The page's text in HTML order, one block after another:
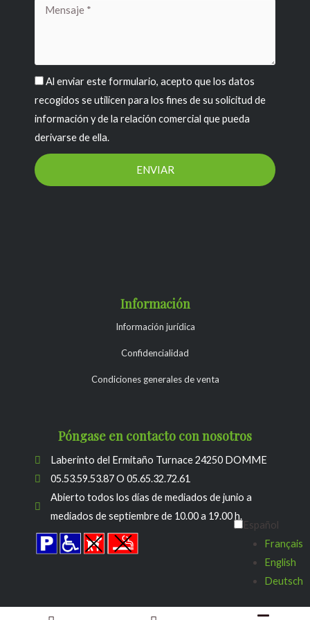
Mensaje
RGPD
Al enviar este formulario, acepto que los datos
recogidos se utilicen para los fines de su solicitud de
información y de la relación comercial que pueda
derivarse de ella.
ENVIAR
Información
Información jurídica
Confidencialidad
Condiciones generales de venta
Póngase en contacto con nosotros
Laberinto del Ermitaño Turnace 24250 DOMME
05.53.59.53.87 O 05.65.32.72.61
Abierto todos los días de mediados de junio a
mediados de septiembre de 10.00 a 19.00 h.
Español
Français
English
Deutsch